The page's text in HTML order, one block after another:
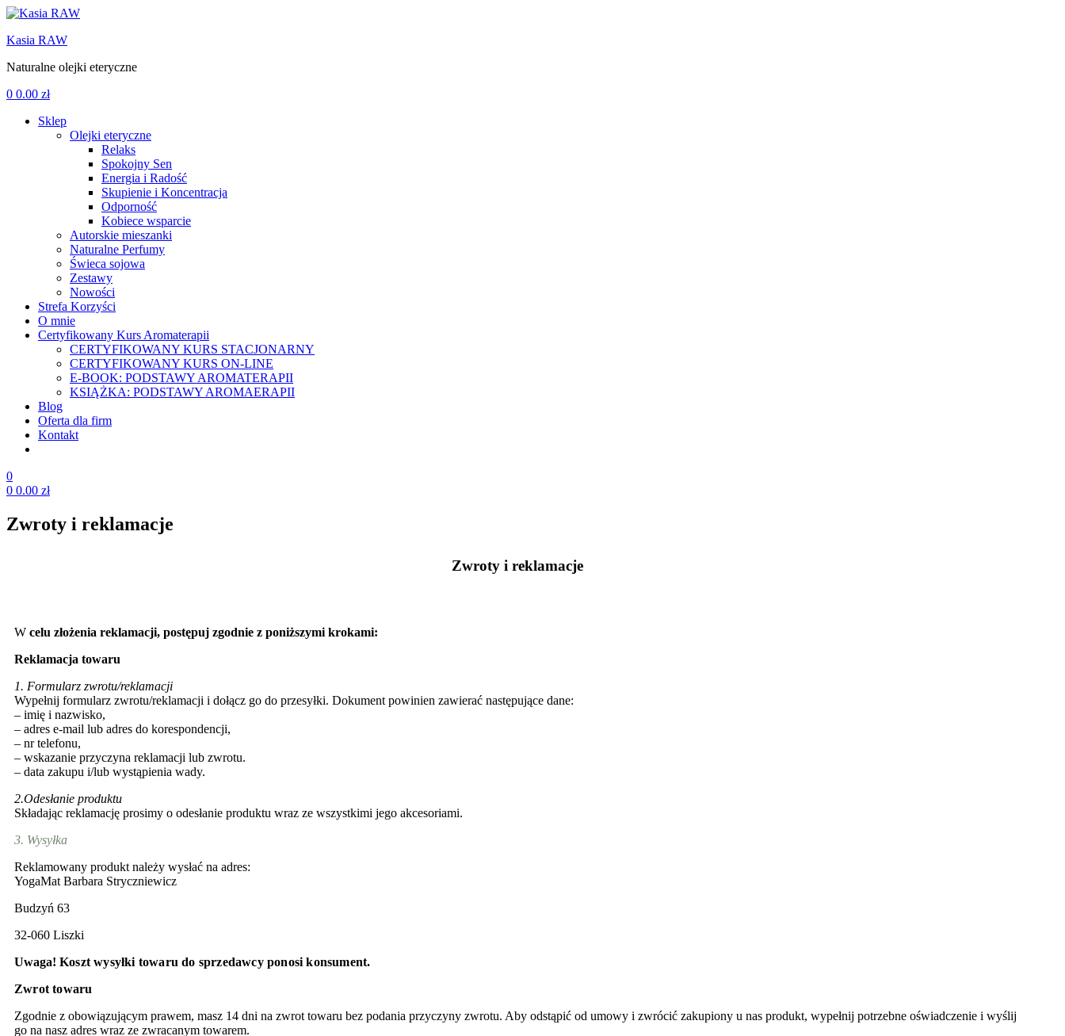
Kasia RAW
Naturalne olejki eteryczne
0 0.00 zł
Sklep
Olejki eteryczne
Relaks
Spokojny Sen
Energia i Radość
Skupienie i Koncentracja
Odporność
Kobiece wsparcie
Autorskie mieszanki
Naturalne Perfumy
Świeca sojowa
Zestawy
Nowości
Strefa Korzyści
O mnie
Certyfikowany Kurs Aromaterapii
CERTYFIKOWANY KURS STACJONARNY
CERTYFIKOWANY KURS ON-LINE
E-BOOK: PODSTAWY AROMATERAPII
KSIĄŻKA: PODSTAWY AROMAERAPII
Blog
Oferta dla firm
Kontakt
0
0 0.00 zł
Zwroty i reklamacje
Zwroty i reklamacje
W celu złożenia reklamacji, postępuj zgodnie z poniższymi krokami:
Reklamacja towaru
1. Formularz zwrotu/reklamacji
Wypełnij formularz zwrotu/reklamacji i dołącz go do przesyłki. Dokument powinien zawierać następujące dane:
– imię i nazwisko,
– adres e-mail lub adres do korespondencji,
– nr telefonu,
– wskazanie przyczyna reklamacji lub zwrotu.
– data zakupu i/lub wystąpienia wady.
2.Odesłanie produktu
Składając reklamację prosimy o odesłanie produktu wraz ze wszystkimi jego akcesoriami.
3. Wysyłka
Reklamowany produkt należy wysłać na adres:
YogaMat Barbara Stryczniewicz
Budzyń 63
32-060 Liszki
Uwaga! Koszt wysyłki towaru do sprzedawcy ponosi konsument.
Zwrot towaru
Zgodnie z obowiązującym prawem, masz 14 dni na zwrot towaru bez podania przyczyny zwrotu. Aby odstąpić od umowy i zwrócić zakupiony u nas produkt, wypełnij potrzebne oświadczenie i wyślij
go na nasz adres wraz ze zwracanym towarem.